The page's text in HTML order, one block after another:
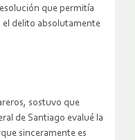
que permitía
delito absolutamente
sostuvo que
de Santiago evalué la
sinceramente es